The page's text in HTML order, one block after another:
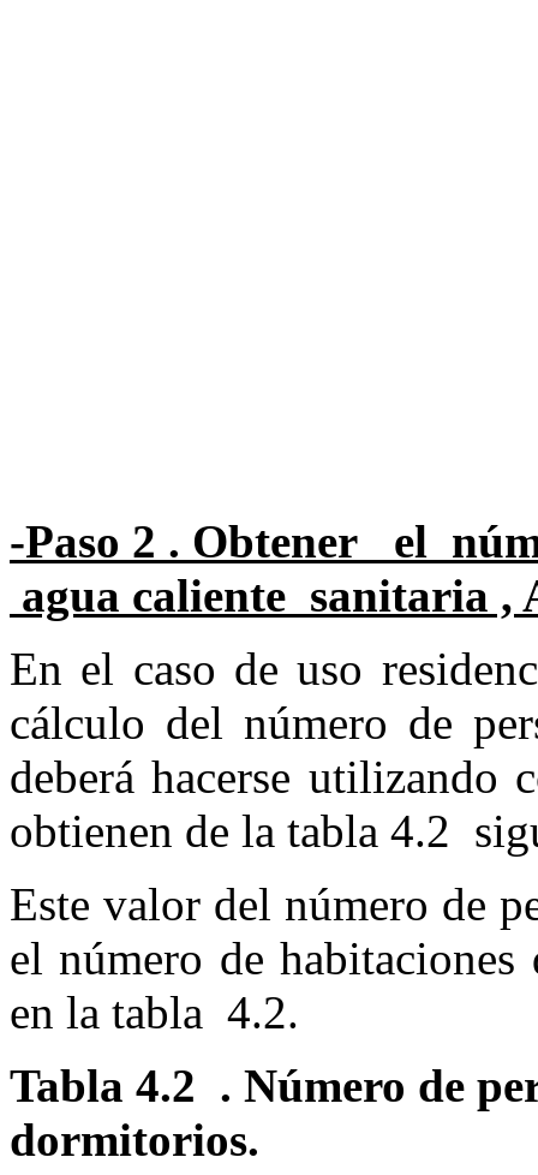
-Paso 2 . Obtener el
agua caliente sanitaria ,
En el caso de uso
cálculo del número de
deberá hacerse utilizando
obtienen de la tabla 4.2
Este valor del número de
el número de
en la tabla 4.2.
Tabla 4.2 . Número de
dormitorios.